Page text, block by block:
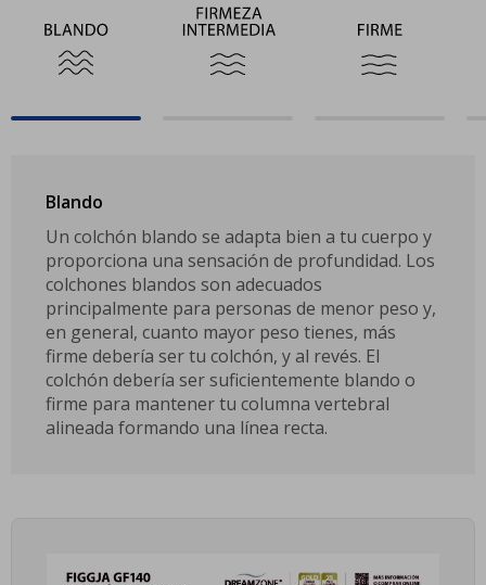
Blando
Un colchón blando se adapta bien a tu cuerpo y
proporciona una sensación de profundidad. Los
colchones blandos son adecuados
principalmente para personas de menor peso y,
en general, cuanto mayor peso tienes, más
firme debería ser tu colchón, y al revés. El
colchón debería ser suficientemente blando o
firme para mantener tu columna vertebral
alineada formando una línea recta.